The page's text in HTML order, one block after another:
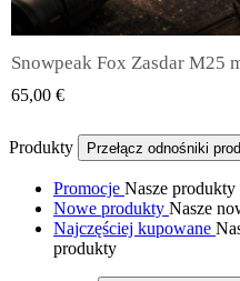
Snowpeak Fox Zasdar M25
65,00 €
Produkty Przełącz odnośniki
Promocje Nasze produkty
Nowe produkty Nasze
Najczęściej kupowane
produkty